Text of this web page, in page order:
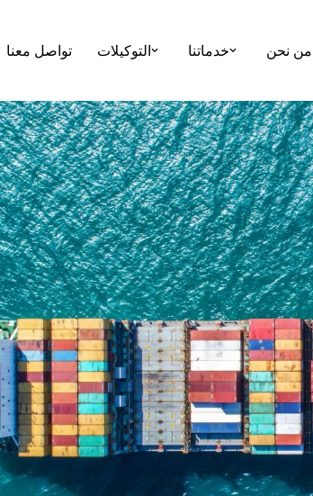
من نحن خدماتنا التوكيلات تواصل معنا